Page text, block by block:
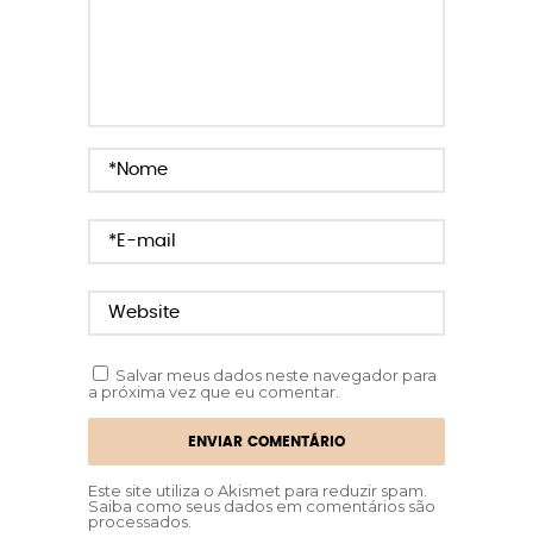
Salvar meus dados neste navegador para
a próxima vez que eu comentar.
Este site utiliza o Akismet para reduzir spam.
Saiba como seus dados em comentários são
processados.